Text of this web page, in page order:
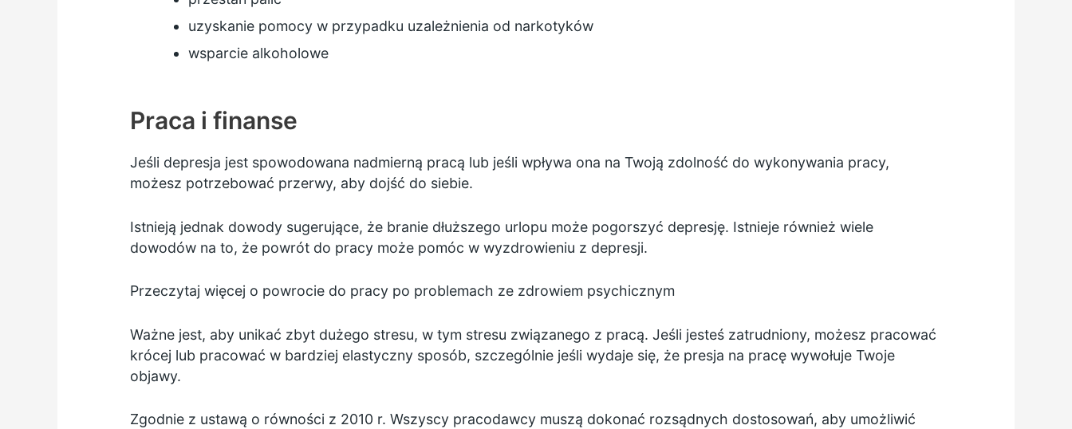
uzyskanie pomocy w przypadku uzależnienia od narkotyków
wsparcie alkoholowe
Praca i finanse
Jeśli depresja jest spowodowana nadmierną pracą lub jeśli wpływa ona na Twoją zdolność do wykonywania pracy,
możesz potrzebować przerwy, aby dojść do siebie.
Istnieją jednak dowody sugerujące, że branie dłuższego urlopu może pogorszyć depresję. Istnieje również wiele
dowodów na to, że powrót do pracy może pomóc w wyzdrowieniu z depresji.
Przeczytaj więcej o powrocie do pracy po problemach ze zdrowiem psychicznym
Ważne jest, aby unikać zbyt dużego stresu, w tym stresu związanego z pracą. Jeśli jesteś zatrudniony, możesz pracować
krócej lub pracować w bardziej elastyczny sposób, szczególnie jeśli wydaje się, że presja na pracę wywołuje Twoje
objawy.
Zgodnie z ustawą o równości z 2010 r. Wszyscy pracodawcy muszą dokonać rozsądnych dostosowań, aby umożliwić